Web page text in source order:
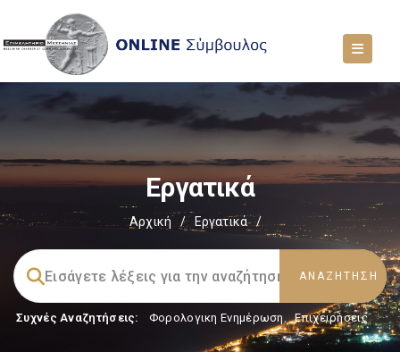
Εργατικά
Αρχική / Εργατικά /
Συχνές Αναζητήσεις: Φορολογικη Ενημέρωση, Επιχειρήσεις